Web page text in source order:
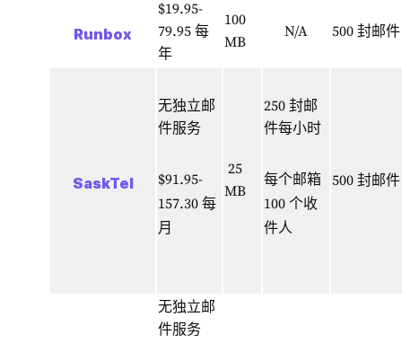
Runbox
$19.95-
79.95 每
年
100
MB
N/A 500 封邮件
SaskTel
无独立邮
件服务
$91.95-
157.30 每
月
25
MB
250 封邮
件每小时
每个邮箱
100 个收
件人
500 封邮
无独立邮
件服务